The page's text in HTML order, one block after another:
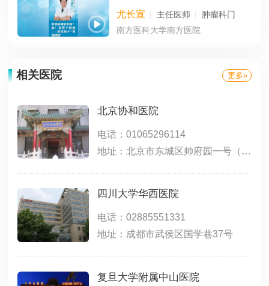
尤长宣 主任医师
肿瘤科门
南方医科大学南方医院
相关医院 更多»
北京协和医院
电话：01065296114
地址：北京市东城区帅府园一号（东院）；北京市西城区大木仓胡同41号（西院）
四川大学华西医院
电话：02885551331
地址：成都市武侯区国学巷37号
复旦大学附属中山医院